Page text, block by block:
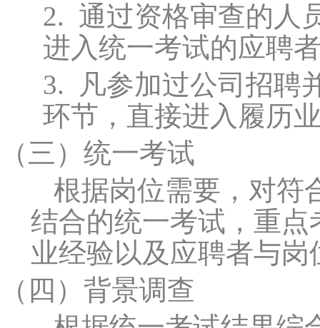
2. 通过资格审查的人
进入统一考试的应聘
3.
凡参加过公司招聘
环节，直接进入履历
（三） 统一考试
根据岗位需要，对符
结合的统一考试，重
业经验以及应聘者与
（四） 背景调查